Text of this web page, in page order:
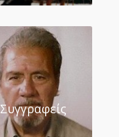
Συγγραφείς